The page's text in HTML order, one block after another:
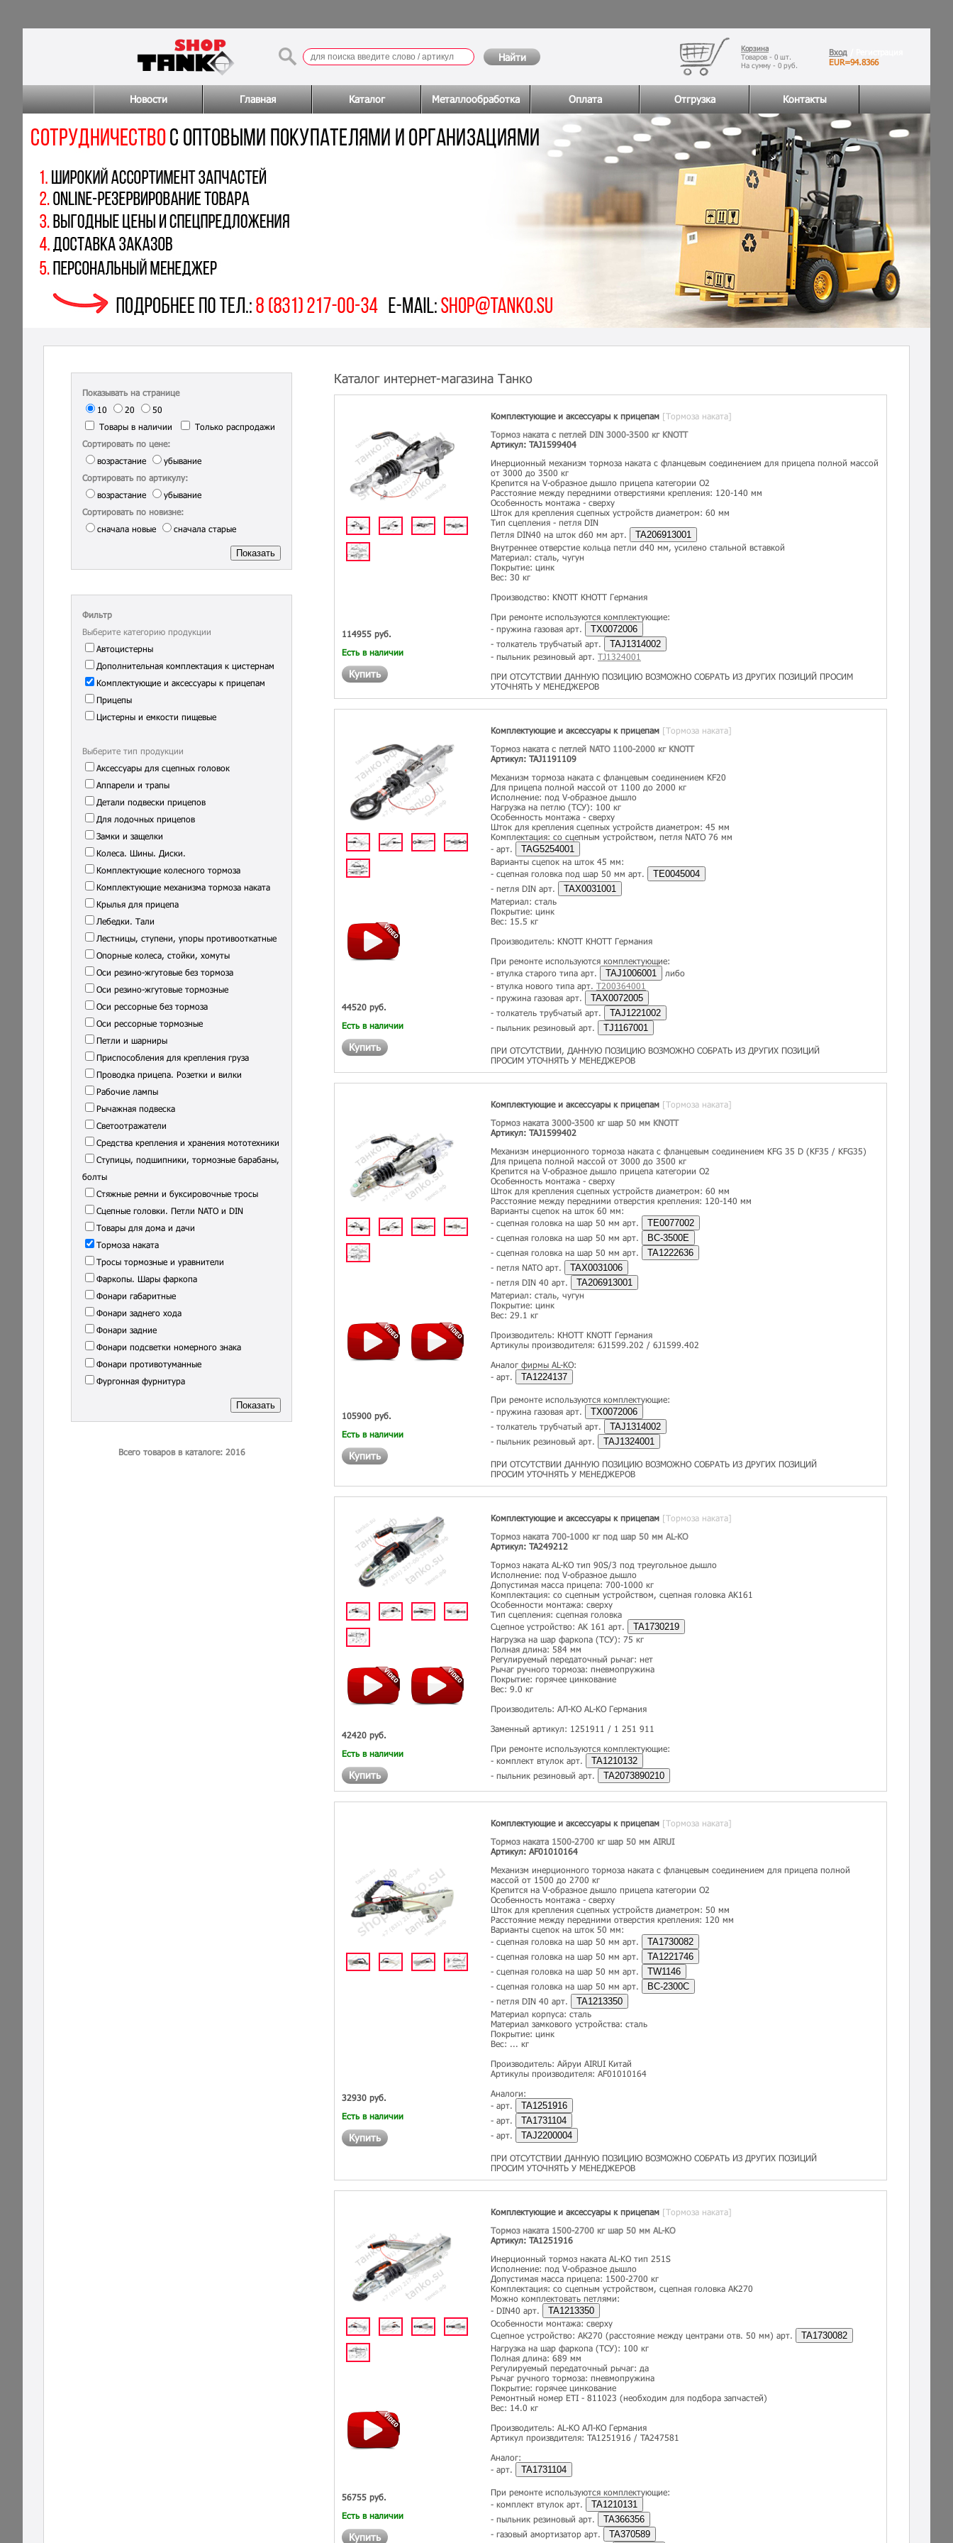
Корзина
Товаров - 0 шт.
На сумму - 0 руб.
Вход
EUR=94.8366
Новости Главная Каталог Металлообработка Оплата Отгрузка Контакты
Показывать на странице
10
20
50
Товары в наличии
Только распродажи
Сортировать по цене:
возрастание
убывание
Сортировать по артикулу:
возрастание
убывание
Сортировать по новизне:
сначала новые
сначала старые
Фильтр
Выберите категорию продукции
Автоцистерны
Дополнительная комплектация к цистернам
Комплектующие и аксессуары к прицепам
Прицепы
Цистерны и емкости пищевые
Выберите тип продукции
Аксессуары для сцепных головок
Аппарели и трапы
Детали подвески прицепов
Для лодочных прицепов
Замки и защелки
Колеса. Шины. Диски.
Комплектующие колесного тормоза
Комплектующие механизма тормоза наката
Крылья для прицепа
Лебедки. Тали
Лестницы, ступени, упоры противооткатные
Опорные колеса, стойки, хомуты
Оси резино-жгутовые без тормоза
Оси резино-жгутовые тормозные
Оси рессорные без тормоза
Оси рессорные тормозные
Петли и шарниры
Приспособления для крепления груза
Проводка прицепа. Розетки и вилки
Рабочие лампы
Рычажная подвеска
Светоотражатели
Средства крепления и хранения мототехники
Ступицы, подшипники, тормозные барабаны,
болты
Стяжные ремни и буксировочные тросы
Сцепные головки. Петли NATO и DIN
Товары для дома и дачи
Тормоза наката
Тросы тормозные и уравнители
Фаркопы. Шары фаркопа
Фонари габаритные
Фонари заднего хода
Фонари задние
Фонари подсветки номерного знака
Фонари противотуманные
Фургонная фурнитура
Всего товаров в каталоге: 2016
Каталог интернет-магазина Танко
Комплектующие и аксессуары к прицепам [Тормоза наката]
Тормоз наката с петлей DIN 3000-3500 кг KNOTT
Артикул: TAJ1599404
Инерционный механизм тормоза наката с фланцевым соединением для прицепа полной массой
от 3000 до 3500 кг
Крепится на V-образное дышло прицепа категории O2
Расстояние между передними отверстиями крепления: 120-140 мм
Особенность монтажа - сверху
Шток для крепления сцепных устройств диаметром: 60 мм
Тип сцепления - петля DIN
Петля DIN40 на шток d60 мм арт.
TA206913001
Внутреннее отверстие кольца петли d40 мм, усилено стальной вставкой
Материал: сталь, чугун
Покрытие: цинк
Вес: 30 кг
Производство: KNOTT КНОТТ Германия
При ремонте используются комплектующие:
- пружина газовая арт.
TX0072006
- толкатель трубчатый арт. TAJ1314002
- пыльник резиновый арт. TJ1324001
ПРИ ОТСУТСТВИИ ДАННУЮ ПОЗИЦИЮ ВОЗМОЖНО СОБРАТЬ ИЗ ДРУГИХ ПОЗИЦИЙ ПРОСИМ
УТОЧНЯТЬ У МЕНЕДЖЕРОВ
114955 руб.
Есть в наличии
Купить
Комплектующие и аксессуары к прицепам [Тормоза наката]
Тормоз наката c петлей NATO 1100-2000 кг KNOTT
Артикул: TAJ1191109
Механизм тормоза наката с фланцевым соединением KF20
Для прицепа полной массой от 1100 до 2000 кг
Исполнение: под V-образное дышло
Нагрузка на петлю (ТСУ): 100 кг
Особенность монтажа - сверху
Шток для крепления сцепных устройств диаметром: 45 мм
Комплектация: со сцепным устройством, петля NATO 76 мм
- арт.
TAG5254001
Варианты сцепок на шток 45 мм:
- сцепная головка под шар 50 мм арт.
TE0045004
- петля DIN арт. TAX0031001
Материал: сталь
Покрытие: цинк
Вес: 15.5 кг
Производитель: KNOTT КНОТТ Германия
При ремонте используются комплектующие:
- втулка старого типа арт.
TAJ1006001
либо
- втулка нового типа арт. T200364001
- пружина газовая арт.
TAX0072005
- толкатель трубчатый арт. TAJ1221002
- пыльник резиновый арт. TJ1167001
ПРИ ОТСУТСТВИИ, ДАННУЮ ПОЗИЦИЮ ВОЗМОЖНО СОБРАТЬ ИЗ ДРУГИХ ПОЗИЦИЙ
ПРОСИМ УТОЧНЯТЬ У МЕНЕДЖЕРОВ
44520 руб.
Есть в наличии
Купить
Комплектующие и аксессуары к прицепам [Тормоза наката]
Тормоз наката 3000-3500 кг шар 50 мм KNOTT
Артикул: TAJ1599402
Механизм инерционного тормоза наката с фланцевым соединением KFG 35 D (KF35 / KFG35)
Для прицепа полной массой от 3000 до 3500 кг
Крепится на V-образное дышло прицепа категории O2
Особенность монтажа - сверху
Шток для крепления сцепных устройств диаметром: 60 мм
Расстояние между передними отверстия крепления: 120-140 мм
Варианты сцепок на шток 60 мм:
- сцепная головка на шар 50 мм арт.
TE0077002
- сцепная головка на шар 50 мм арт. BC-3500E
- сцепная головка на шар 50 мм арт. TA1222636
- петля NATO арт. TAX0031006
- петля DIN 40 арт. TA206913001
Материал: сталь, чугун
Покрытие: цинк
Вес: 29.1 кг
Производитель: КНОТТ KNOTT Германия
Артикулы производителя: 6J1599.202 / 6J1599.402
Аналог фирмы AL-KO:
- арт.
TA1224137
При ремонте используются комплектующие:
- пружина газовая арт.
TX0072006
- толкатель трубчатый арт. TAJ1314002
- пыльник резиновый арт. TAJ1324001
ПРИ ОТСУТСТВИИ ДАННУЮ ПОЗИЦИЮ ВОЗМОЖНО СОБРАТЬ ИЗ ДРУГИХ ПОЗИЦИЙ
ПРОСИМ УТОЧНЯТЬ У МЕНЕДЖЕРОВ
105900 руб.
Есть в наличии
Купить
Комплектующие и аксессуары к прицепам [Тормоза наката]
Тормоз наката 700-1000 кг под шар 50 мм AL-KO
Артикул: TA249212
Тормоз наката AL-KO тип 90S/3 под треугольное дышло
Исполнение: под V-образное дышло
Допустимая масса прицепа: 700-1000 кг
Комплектация: со сцепным устройством, сцепная головка AK161
Особенности монтажа: сверху
Тип сцепления: сцепная головка
Сцепное устройство: AK 161 арт.
TA1730219
Нагрузка на шар фаркопа (ТСУ): 75 кг
Полная длина: 584 мм
Регулируемый передаточный рычаг: нет
Рычаг ручного тормоза: пневмопружина
Покрытие: горячее цинкование
Вес: 9.0 кг
Производитель: АЛ-КО AL-KO Германия
Заменный артикул: 1251911 / 1 251 911
При ремонте используются комплектующие:
- комплект втулок арт.
TA1210132
- пыльник резиновый арт. TA2073890210
42420 руб.
Есть в наличии
Купить
Комплектующие и аксессуары к прицепам [Тормоза наката]
Тормоз наката 1500-2700 кг шар 50 мм AIRUI
Артикул: AF01010164
Механизм инерционного тормоза наката с фланцевым соединением для прицепа полной
массой от 1500 до 2700 кг
Крепится на V-образное дышло прицепа категории O2
Особенность монтажа - сверху
Шток для крепления сцепных устройств диаметром: 50 мм
Расстояние между передними отверстия крепления: 120 мм
Варианты сцепок на шток 50 мм:
- сцепная головка на шар 50 мм арт.
TA1730082
- сцепная головка на шар 50 мм арт. TA1221746
- сцепная головка на шар 50 мм арт. TW1146
- сцепная головка на шар 50 мм арт. BC-2300C
- петля DIN 40 арт. TA1213350
Материал корпуса: сталь
Материал замкового устройства: сталь
Покрытие: цинк
Вес: ... кг
Производитель: Айруи AIRUI Китай
Артикулы производителя: AF01010164
Аналоги:
- арт.
TA1251916
- арт. TA1731104
- арт. TAJ2200004
ПРИ ОТСУТСТВИИ ДАННУЮ ПОЗИЦИЮ ВОЗМОЖНО СОБРАТЬ ИЗ ДРУГИХ ПОЗИЦИЙ
ПРОСИМ УТОЧНЯТЬ У МЕНЕДЖЕРОВ
32930 руб.
Есть в наличии
Купить
Комплектующие и аксессуары к прицепам [Тормоза наката]
Тормоз наката 1500-2700 кг шар 50 мм AL-KO
Артикул: TA1251916
Инерционный тормоз наката AL-KO тип 251S
Исполнение: под V-образное дышло
Допустимая масса прицепа: 1500-2700 кг
Комплектация: со сцепным устройством, сцепная головка AK270
Можно комплектовать петлями:
- DIN40 арт.
TA1213350
Особенности монтажа: сверху
Сцепное устройство: АК270 (расстояние между центрами отв. 50 мм) арт.
TA1730082
Нагрузка на шар фаркопа (ТСУ): 100 кг
Полная длина: 689 мм
Регулируемый передаточный рычаг: да
Рычаг ручного тормоза: пневмопружина
Покрытие: горячее цинкование
Ремонтный номер ETI - 811023 (необходим для подбора запчастей)
Вес: 14.0 кг
Производитель: AL-KO АЛ-КО Германия
Артикул произвдителя: TA1251916 / TA247581
Аналог:
- арт.
TA1731104
При ремонте используются комплектующие:
- комплект втулок арт.
TA1210131
- пыльник резиновый арт. TA366356
- газовый амортизатор арт. TA370589
56755 руб.
Есть в наличии
Купить